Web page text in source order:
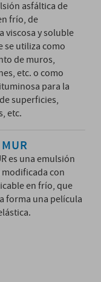
asfáltica de
frío, de
viscosa y soluble
se utiliza como
de muros,
etc. o como
para la
superficies,
etc.
es una emulsión
con
en frío, que
forma una película